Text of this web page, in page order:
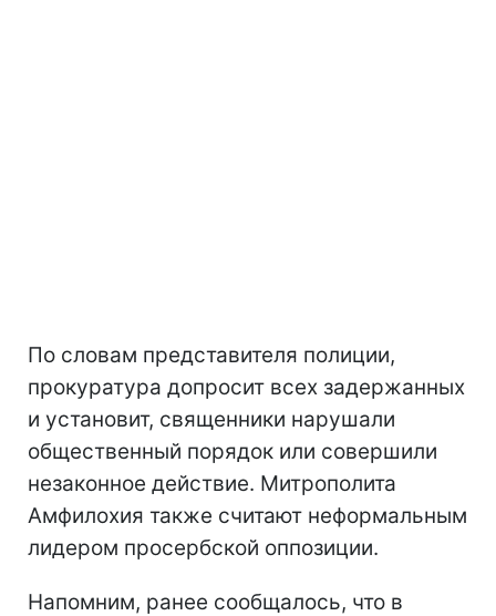
По словам представителя полиции,
прокуратура допросит всех задержанных
и установит, священники нарушали
общественный порядок или совершили
незаконное действие. Митрополита
Амфилохия также считают неформальным
лидером просербской оппозиции.
Напомним, ранее сообщалось, что в